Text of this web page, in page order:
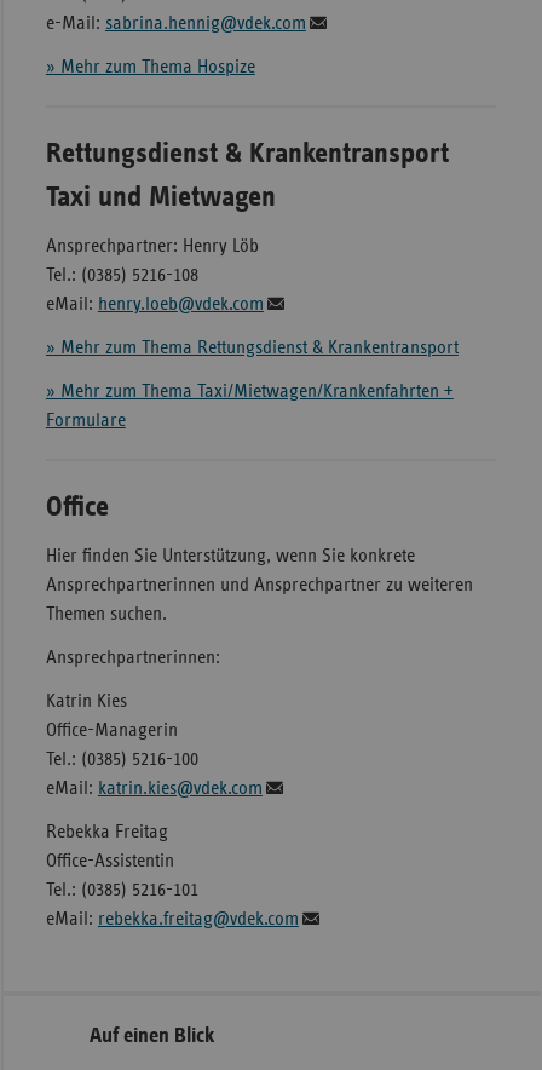
e-Mail: sabrina.hennig@vdek.com
» Mehr zum Thema Hospize
Rettungsdienst & Krankentransport
Taxi und Mietwagen
Ansprechpartner: Henry Löb
Tel.: (0385) 5216-108
eMail: henry.loeb@vdek.com
» Mehr zum Thema Rettungsdienst & Krankentransport
» Mehr zum Thema Taxi/Mietwagen/Krankenfahrten +
Formulare
Office
Hier finden Sie Unterstützung, wenn Sie konkrete
Ansprechpartnerinnen und Ansprechpartner zu weiteren
Themen suchen.
Ansprechpartnerinnen:
Katrin Kies
Office-Managerin
Tel.: (0385) 5216-100
eMail: katrin.kies@vdek.com
Rebekka Freitag
Office-Assistentin
Tel.: (0385) 5216-101
eMail: rebekka.freitag@vdek.com
Seitennavigation
SeitenleisteAuf einen Blick